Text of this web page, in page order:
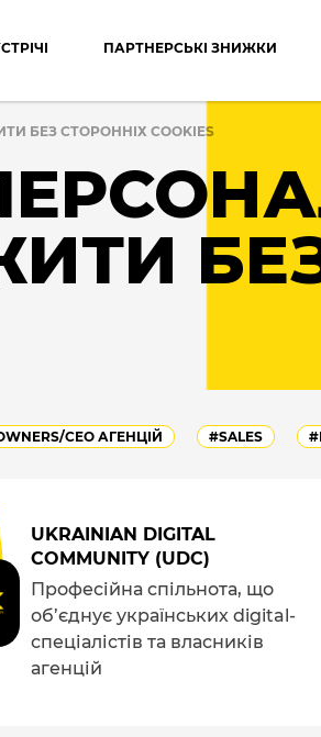
ПАРТНЕРСЬКІ ЗНИЖКИ
БЕЗ СТОРОННІХ COOKIES
СEO АГЕНЦІЙ #SALES
UKRAINIAN DIGITAL
COMMUNITY (UDC)
Професійна спільнота, що
об’єднує українських digital-
спеціалістів та власників
агенцій